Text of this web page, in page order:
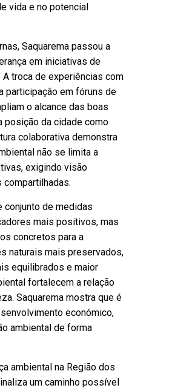
vida e no potencial
Saquarema passou a
em iniciativas de
troca de experiências com
participação em fóruns de
o alcance das boas
posição da cidade como
colaborativa demonstra
não se limita a
exigindo visão
compartilhadas.
de medidas
mais positivos, mas
concretos para a
naturais mais preservados,
equilibrados e maior
fortalecem a relação
Saquarema mostra que é
económico,
ambiental de forma
ambiental na Região dos
um caminho possível